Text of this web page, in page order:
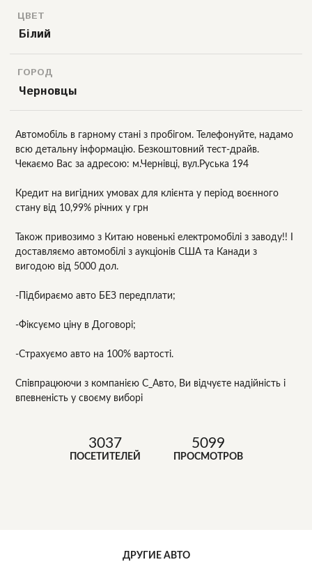
ЦВЕТ
Білий
ГОРОД
Черновцы
Автомобіль в гарному стані з пробігом. Телефонуйте, надамо
всю детальну інформацію. Безкоштовний тест-драйв.
Чекаємо Вас за адресою: м.Чернівці, вул.Руська 194
Кредит на вигідних умовах для клієнта у період воєнного
стану від 10,99% річних у грн
Також привозимо з Китаю новенькі електромобілі з заводу!! І
доставляємо автомобілі з аукціонів США та Канади з
вигодою від 5000 дол.
-Підбираємо авто БЕЗ передплати;
-Фіксуємо ціну в Договорі;
-Страхуємо авто на 100% вартості.
Співпрацюючи з компанією С_Авто, Ви відчуєте надійність і
впевненість у своєму виборі
3037
ПОСЕТИТЕЛЕЙ
5099
ПРОСМОТРОВ
ДРУГИЕ АВТО